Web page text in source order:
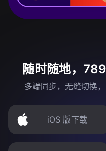
随时随地，
多端同步，无缝切换
iOS 版下载